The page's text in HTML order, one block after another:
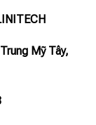
Mỹ Tây,